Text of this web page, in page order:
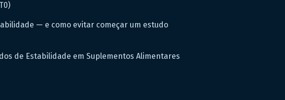
— e como evitar começar um estudo
de Estabilidade em Suplementos Alimentares